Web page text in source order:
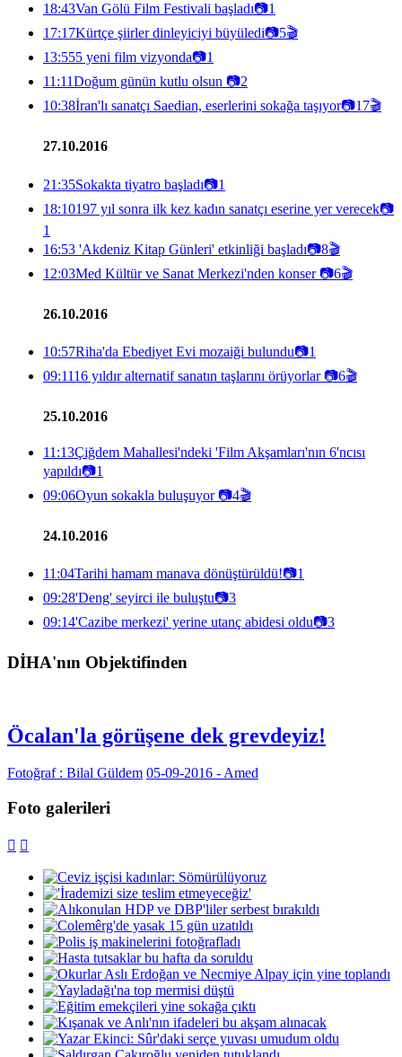
18:43Van Gölü Film Festivali başladı📷1
17:17Kürtçe şiirler dinleyiciyi büyüledi📷5🎬
13:555 yeni film vizyonda📷1
11:11Doğum günün kutlu olsun 📷2
10:38İran'lı sanatçı Saedian, eserlerini sokağa taşıyor📷17🎬
27.10.2016
21:35Sokakta tiyatro başladı📷1
18:10197 yıl sonra ilk kez kadın sanatçı eserine yer verecek📷
1
16:53 'Akdeniz Kitap Günleri' etkinliği başladı📷8🎬
12:03Med Kültür ve Sanat Merkezi'nden konser📷6🎬
26.10.2016
10:57Riha'da Ebediyet Evi mozaiği bulundu📷1
09:1116 yıldır alternatif sanatın taşlarını örüyorlar📷6🎬
25.10.2016
11:13Çiğdem Mahallesi'ndeki 'Film Akşamları'nın 6'ncısı
yapıldı📷1
09:06Oyun sokakla buluşuyor📷4🎬
24.10.2016
11:04Tarihi hamam manava dönüştürüldü!📷1
09:28'Deng' seyirci ile buluştu📷3
09:14'Cazibe merkezi' yerine utanç abidesi oldu📷3
DİHA'nın Objektifinden
Öcalan'la görüşene dek grevdeyiz!
Fotoğraf : Bilal Güldem 05-09-2016 - Amed
Foto galerileri
 